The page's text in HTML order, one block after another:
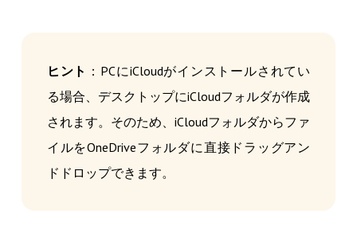
ヒント ：PCにiCloudがインストールされてい
る場合、デスクトップにiCloudフォルダが作成
されます。そのため、iCloudフォルダからファ
イルをOneDriveフォルダに直接ドラッグアン
ドドロップできます。